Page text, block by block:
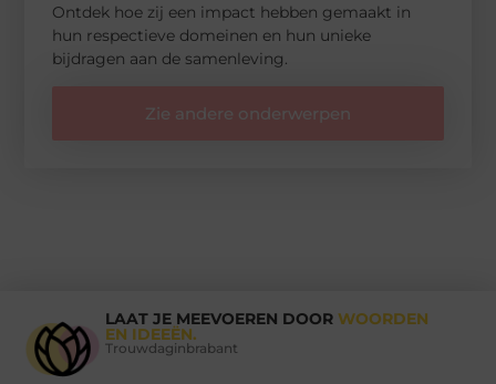
Ontdek hoe zij een impact hebben gemaakt in
hun respectieve domeinen en hun unieke
bijdragen aan de samenleving.
Zie andere onderwerpen
LAAT JE MEEVOEREN DOOR WOORDEN
EN IDEEËN.
Trouwdaginbrabant